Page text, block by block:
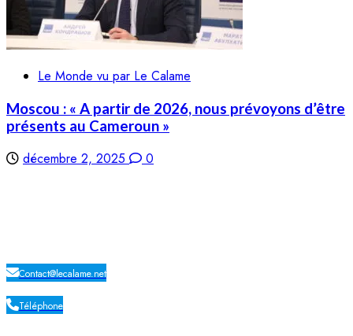
Le Monde vu par Le Calame
Moscou : « A partir de 2026, nous prévoyons d’être
présents au Cameroun »
décembre 2, 2025 0
Contact@lecalame.net
Téléphone